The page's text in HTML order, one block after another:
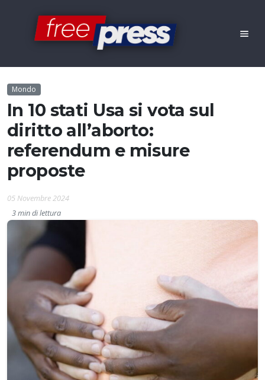
Mondo
In 10 stati Usa si vota sul
diritto all’aborto:
referendum e misure
proposte
05 Novembre 2024
3 min di lettura